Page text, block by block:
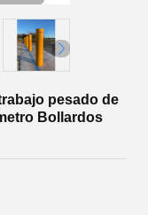
pesado de
Bollardos